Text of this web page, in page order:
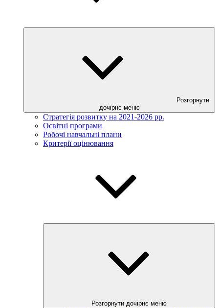
Розгорнути
дочірнє меню
Стратегія розвитку на 2021-2026 рр.
Освітні програми
Робочі навчальні плани
Критерії оцінювання
Розгорнути дочірнє меню